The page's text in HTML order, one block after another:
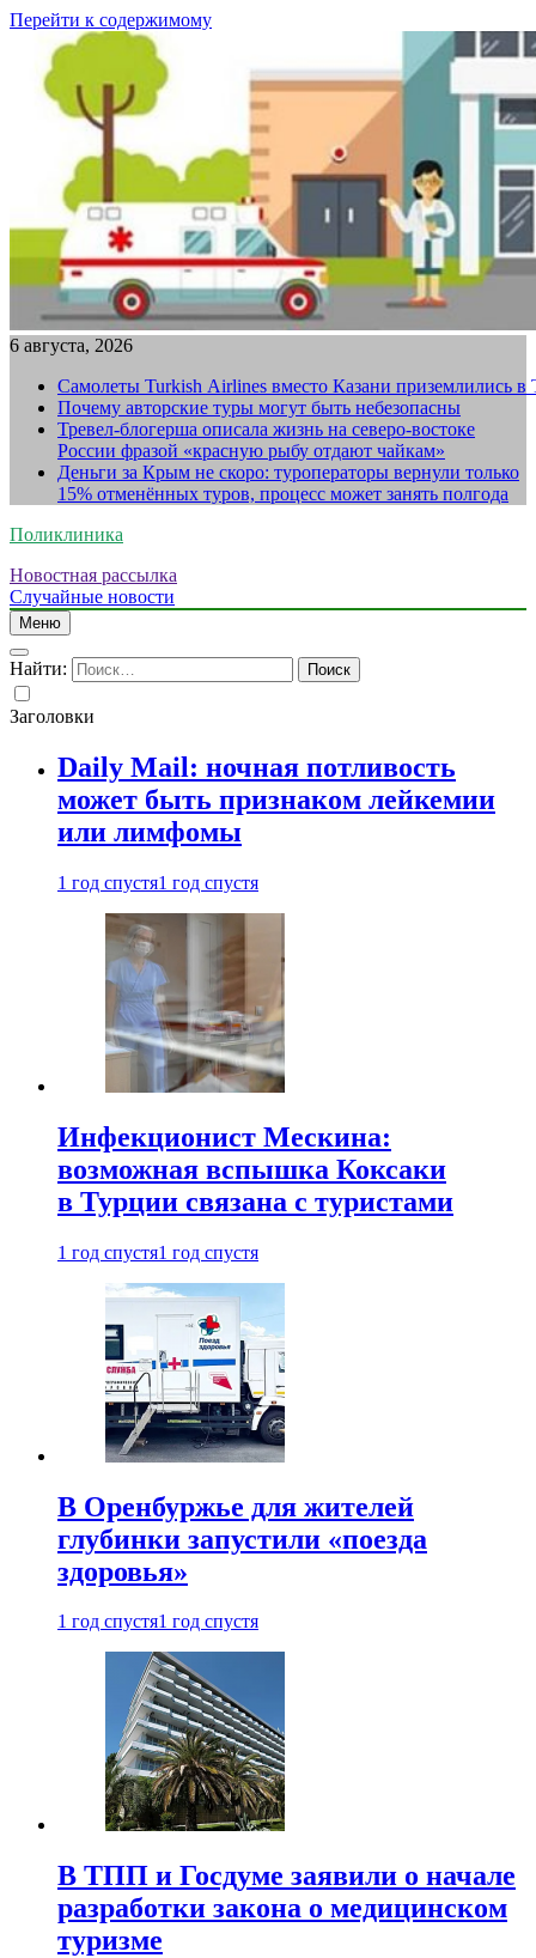
Перейти к содержимому
6 августа, 2026
Самолеты Turkish Airlines вместо Казани приземлились в
Почему авторские туры могут быть небезопасны
Тревел-блогерша описала жизнь на северо-востоке
России фразой «красную рыбу отдают чайкам»
Деньги за Крым не скоро: туроператоры вернули только
15% отменённых туров, процесс может занять полгода
Поликлиника
Новостная рассылка
Случайные новости
Меню
Найти:
Заголовки
Daily Mail: ночная потливость
может быть признаком лейкемии
или лимфомы
1 год спустя1 год спустя
Инфекционист Мескина:
возможная вспышка Коксаки
в Турции связана с туристами
1 год спустя1 год спустя
В Оренбуржье для жителей
глубинки запустили «поезда
здоровья»
1 год спустя1 год спустя
В ТПП и Госдуме заявили о начале
разработки закона о медицинском
туризме